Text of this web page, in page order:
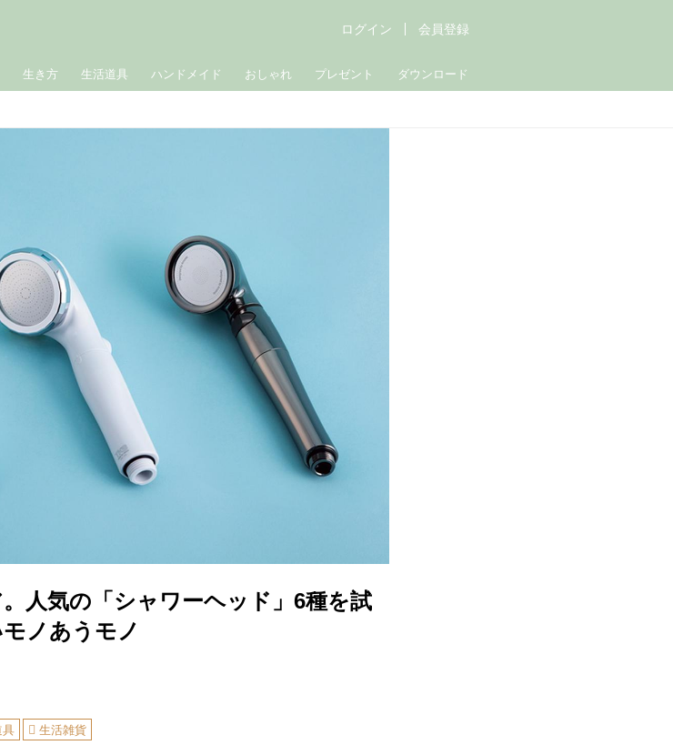
生き方 生活道具 ハンドメイド おしゃれ プレゼント ダウンロード
ログイン 会員登録
人気の「シャワーヘッド」6種を試
ノあうモノ
具 生活雑貨